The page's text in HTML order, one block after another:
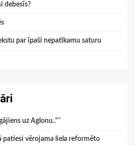
debesīs?
par īpaši nepatīkamu saturu
uz Aglonu.."”
patiesi vērojama liela reformēto